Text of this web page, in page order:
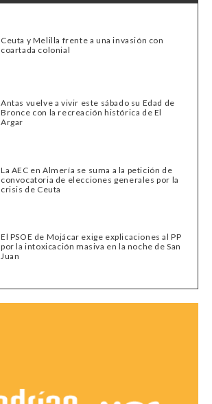
Ceuta y Melilla frente a una invasión con
coartada colonial
Antas vuelve a vivir este sábado su Edad de
Bronce con la recreación histórica de El
Argar
La AEC en Almería se suma a la petición de
convocatoria de elecciones generales por la
crisis de Ceuta
El PSOE de Mojácar exige explicaciones al PP
por la intoxicación masiva en la noche de San
Juan